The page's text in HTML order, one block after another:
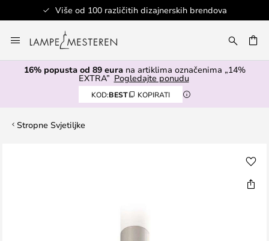
Više od 100 različitih dizajnerskih brendova
to
Content
16% popusta od 89 eurana artiklima označenima „14%
EXTRA” Pogledajte ponudu
KOD:BEST KOPIRATI
Stropne Svjetiljke